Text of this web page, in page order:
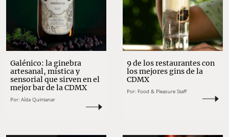
Galénico: la ginebra
artesanal, mística y
sensorial que sirven en el
mejor bar de la CDMX
Por: Aída Quintanar
9 de los restaurantes con
los mejores gins de la
CDMX
Por: Food & Pleasure Staff